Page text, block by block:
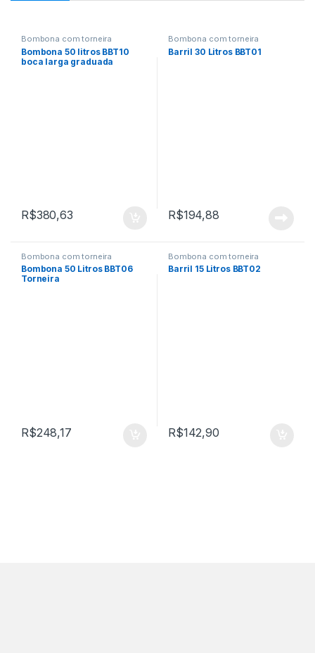
Bombona com torneira
Bombona 50 litros BBT10
boca larga graduada
R$380,63
Bombona com torneira
Barril 30 Litros BBT01
R$194,88
Bombona com torneira
Bombona 50 Litros BBT06
Torneira
R$248,17
Bombona com torneira
Barril 15 Litros BBT02
R$142,90